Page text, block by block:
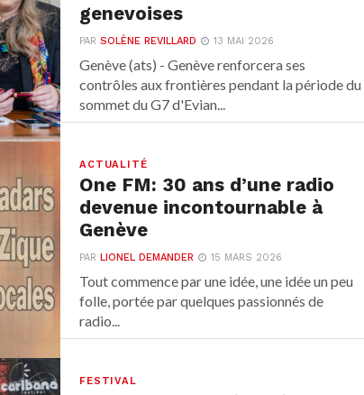
genevoises
PARSOLÈNE REVILLARD 13 MAI 2026
Genève (ats) - Genève renforcera ses
contrôles aux frontières pendant la période du
sommet du G7 d'Evian...
ACTUALITÉ
One FM: 30 ans d’une radio
devenue incontournable à
Genève
PAR LIONEL DEMANDER 15 MARS 2026
Tout commence par une idée, une idée un peu
folle, portée par quelques passionnés de
radio...
FESTIVAL